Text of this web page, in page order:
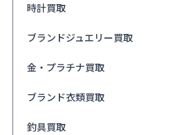
時計買取
ブランドジュエリー買取
金・プラチナ買取
ブランド衣類買取
釣具買取